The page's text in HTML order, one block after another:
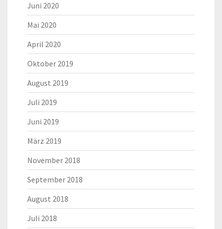
Juni 2020
Mai 2020
April 2020
Oktober 2019
August 2019
Juli 2019
Juni 2019
März 2019
November 2018
September 2018
August 2018
Juli 2018